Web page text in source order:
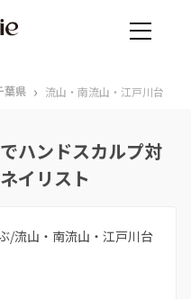
葉県 › 流山・南流山・江戸川台
ハンドスカルプ対
イリスト
/流山・南流山・江戸川台